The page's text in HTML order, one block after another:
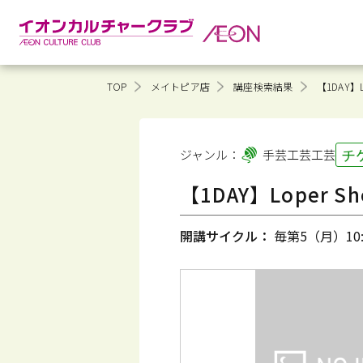
TOP メイトピア店 講座検索結果 【1DAY
ジャンル： 手芸工芸工芸 チ
【1DAY】Loper
開講サイクル： 毎第5（月）